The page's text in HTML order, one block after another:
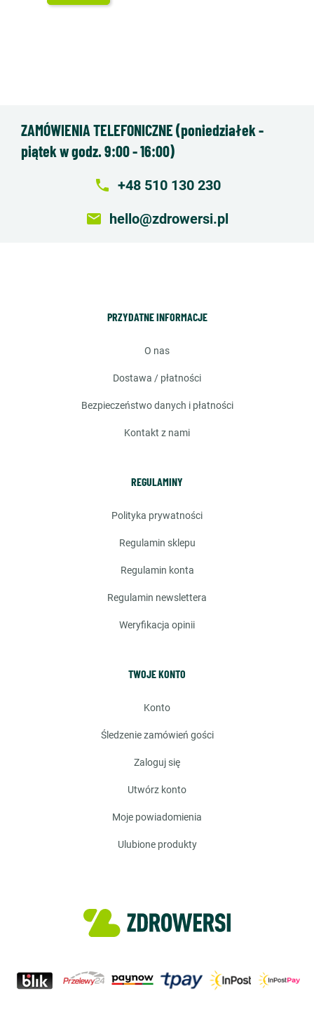
ZAMÓWIENIA TELEFONICZNE (poniedziałek -
piątek w godz. 9:00 - 16:00)
local_phone +48 510 130 230
email hello@zdrowersi.pl
PRZYDATNE INFORMACJE
o nas
dostawa / płatności
bezpieczeństwo danych i płatności
kontakt z nami
REGULAMINY
polityka prywatności
regulamin sklepu
regulamin konta
regulamin newslettera
weryfikacja opinii
TWOJE KONTO
konto
śledzenie zamówień gości
zaloguj się
utwórz konto
moje powiadomienia
ulubione produkty